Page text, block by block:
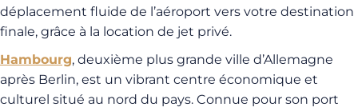
déplacement fluide de l’aéroport vers votre destination
finale, grâce à la location de jet privé.
Hambourg, deuxième plus grande ville d’Allemagne
après Berlin, est un vibrant centre économique et
culturel situé au nord du pays. Connue pour son port